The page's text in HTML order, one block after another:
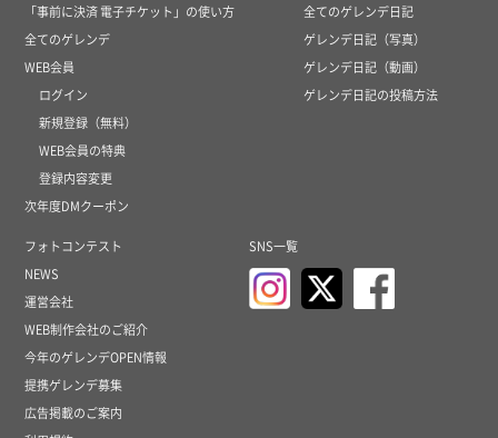
「事前に決済 電子チケット」の使い方
全てのゲレンデ
WEB会員
ログイン
新規登録（無料）
WEB会員の特典
登録内容変更
次年度DMクーポン
全てのゲレンデ日記
ゲレンデ日記（写真）
ゲレンデ日記（動画）
ゲレンデ日記の投稿方法
フォトコンテスト
NEWS
運営会社
WEB制作会社のご紹介
今年のゲレンデOPEN情報
提携ゲレンデ募集
広告掲載のご案内
SNS一覧